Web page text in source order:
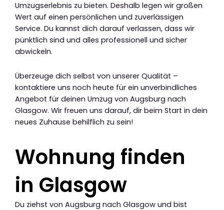
Umzugserlebnis zu bieten. Deshalb legen wir großen
Wert auf einen persönlichen und zuverlässigen
Service. Du kannst dich darauf verlassen, dass wir
pünktlich sind und alles professionell und sicher
abwickeln.
Überzeuge dich selbst von unserer Qualität –
kontaktiere uns noch heute für ein unverbindliches
Angebot für deinen Umzug von Augsburg nach
Glasgow. Wir freuen uns darauf, dir beim Start in dein
neues Zuhause behilflich zu sein!
Wohnung finden
in Glasgow
Du ziehst von Augsburg nach Glasgow und bist